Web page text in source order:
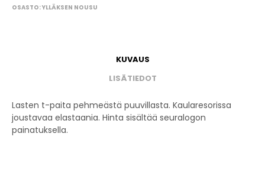
OSASTO:YLLÄKSEN NOUSU
KUVAUS
LISÄTIEDOT
Lasten t-paita pehmeästä puuvillasta. Kaularesorissa
joustavaa elastaania. Hinta sisältää seuralogon
painatuksella.